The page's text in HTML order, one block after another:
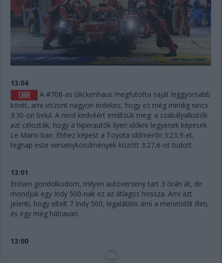
13:04
A #708-as Glickenhaus megfutotta saját leggyorsabb
körét, ami viszont nagyon érdekes, hogy ez még mindig nincs
3:30-on belül. A rend kedvéért említsük meg: a szabályalkotók
azt célozták, hogy a hiperautók ilyen időkre legyenek képesek
Le Mans-ban. Ehhez képest a Toyota időmérőn 3:23,9-et,
tegnap este versenykörülmények között 3:27,6-ot tudott.
13:01
Erősen gondolkodom, milyen autóverseny tart 3 órán át, de
mondjuk egy Indy 500-nak ez az átlagos hossza. Ami azt
jelenti, hogy eltelt 7 Indy 500, legalábbis ami a menetidőt illeti,
és egy még hátravan.
13:00